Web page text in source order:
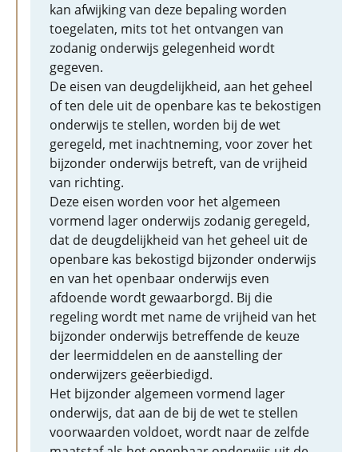
kan afwijking van deze bepaling worden
toegelaten, mits tot het ontvangen van
zodanig onderwijs gelegenheid wordt
gegeven.
De eisen van deugdelijkheid, aan het geheel
of ten dele uit de openbare kas te bekostigen
onderwijs te stellen, worden bij de wet
geregeld, met inachtneming, voor zover het
bijzonder onderwijs betreft, van de vrijheid
van richting.
Deze eisen worden voor het algemeen
vormend lager onderwijs zodanig geregeld,
dat de deugdelijkheid van het geheel uit de
openbare kas bekostigd bijzonder onderwijs
en van het openbaar onderwijs even
afdoende wordt gewaarborgd. Bij die
regeling wordt met name de vrijheid van het
bijzonder onderwijs betreffende de keuze
der leermiddelen en de aanstelling der
onderwijzers geëerbiedigd.
Het bijzonder algemeen vormend lager
onderwijs, dat aan de bij de wet te stellen
voorwaarden voldoet, wordt naar de zelfde